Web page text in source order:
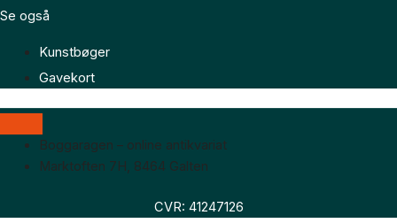
Se også
Kunstbøger
Gavekort
Boggaragen – online antikvariat
Marktoften 7H, 8464 Galten
CVR: 41247126